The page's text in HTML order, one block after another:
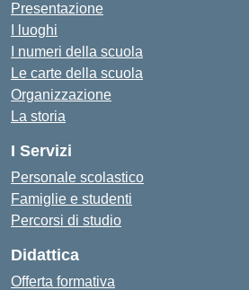
Presentazione
I luoghi
I numeri della scuola
Le carte della scuola
Organizzazione
La storia
I Servizi
Personale scolastico
Famiglie e studenti
Percorsi di studio
Didattica
Offerta formativa